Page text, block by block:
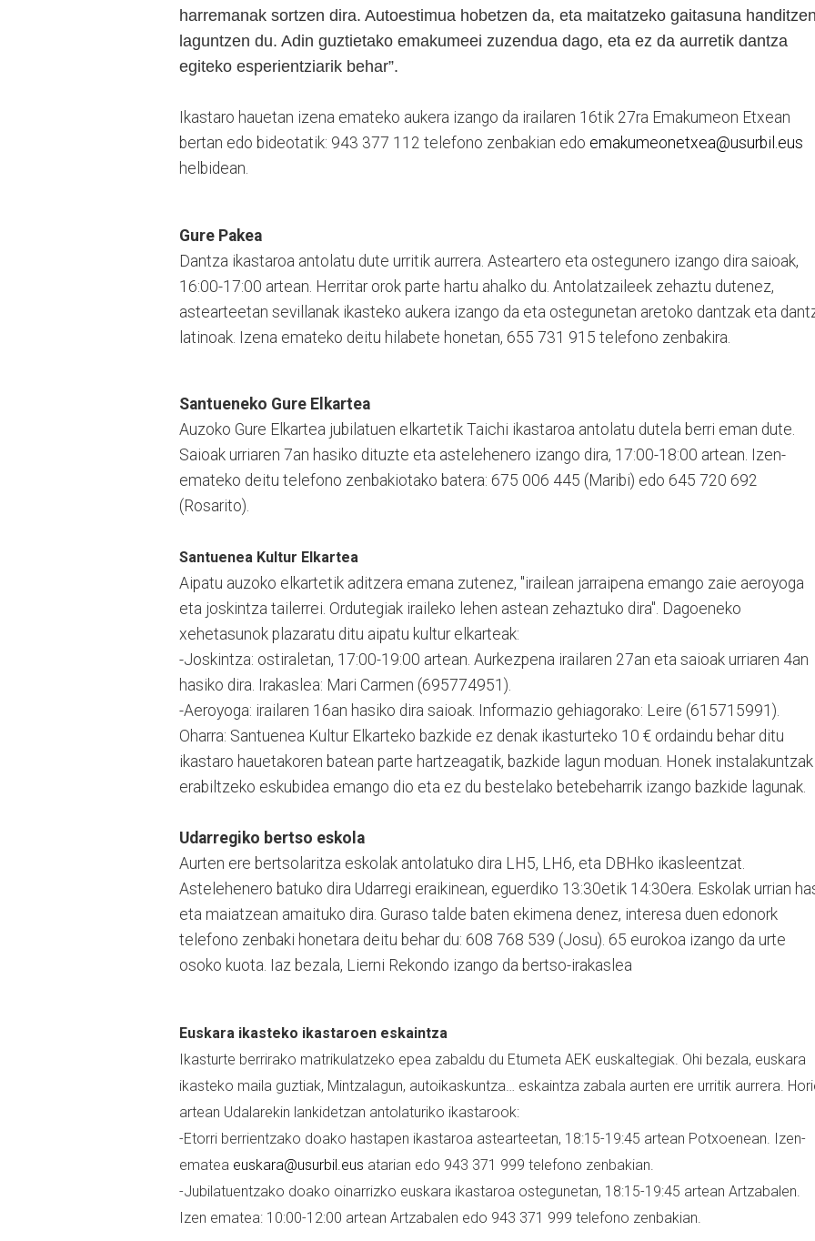
harremanak sortzen dira. Autoestimua hobetzen da, eta maitatzeko gaitasuna
laguntzen du. Adin guztietako emakumeei zuzendua dago, eta ez da aurretik dantza
egiteko esperientziarik behar”.
Ikastaro hauetan izena emateko aukera izango da irailaren 16tik 27ra Emakumeon Etxean
bertan edo bideotatik: 943 377 112 telefono zenbakian edo emakumeonetxea@usurbil.eus
helbidean.
Gure Pakea
Dantza ikastaroa antolatu dute urritik aurrera. Asteartero eta ostegunero izango dira saioak,
16:00-17:00 artean. Herritar orok parte hartu ahalko du. Antolatzaileek zehaztu dutenez,
astearteetan sevillanak ikasteko aukera izango da eta ostegunetan aretoko dantzak eta
latinoak. Izena emateko deitu hilabete honetan, 655 731 915 telefono zenbakira.
Santueneko Gure Elkartea
Auzoko Gure Elkartea jubilatuen elkartetik Taichi ikastaroa antolatu dutela berri eman dute.
Saioak urriaren 7an hasiko dituzte eta astelehenero izango dira, 17:00-18:00 artean. Izen-
emateko deitu telefono zenbakiotako batera: 675 006 445 (Maribi) edo 645 720 692
(Rosarito).
Santuenea Kultur Elkartea
Aipatu auzoko elkartetik aditzera emana zutenez, "irailean jarraipena emango zaie aeroyoga
eta joskintza tailerrei. Ordutegiak iraileko lehen astean zehaztuko dira". Dagoeneko
xehetasunok plazaratu ditu aipatu kultur elkarteak:
-Joskintza: ostiraletan, 17:00-19:00 artean. Aurkezpena irailaren 27an eta saioak urriaren 4an
hasiko dira. Irakaslea: Mari Carmen (695774951).
-Aeroyoga: irailaren 16an hasiko dira saioak. Informazio gehiagorako: Leire (615715991).
Oharra: Santuenea Kultur Elkarteko bazkide ez denak ikasturteko 10 € ordaindu behar ditu
ikastaro hauetakoren batean parte hartzeagatik, bazkide lagun moduan. Honek instalakuntzak
erabiltzeko eskubidea emango dio eta ez du bestelako betebeharrik izango bazkide lagunak.
Udarregiko bertso eskola
Aurten ere bertsolaritza eskolak antolatuko dira LH5, LH6, eta DBHko ikasleentzat.
Astelehenero batuko dira Udarregi eraikinean, eguerdiko 13:30etik 14:30era. Eskolak urrian
eta maiatzean amaituko dira. Guraso talde baten ekimena denez, interesa duen edonork
telefono zenbaki honetara deitu behar du: 608 768 539 (Josu). 65 eurokoa izango da urte
osoko kuota. Iaz bezala, Lierni Rekondo izango da bertso-irakaslea
Euskara ikasteko ikastaroen eskaintza
Ikasturte berrirako matrikulatzeko epea zabaldu du Etumeta AEK euskaltegiak. Ohi bezala, euskara
ikasteko maila guztiak, Mintzalagun, autoikaskuntza… eskaintza zabala aurten ere urritik aurrera.
artean Udalarekin lankidetzan antolaturiko ikastarook:
-Etorri berrientzako doako hastapen ikastaroa astearteetan, 18:15-19:45 artean Potxoenean. Izen-
ematea euskara@usurbil.eus atarian edo 943 371 999 telefono zenbakian.
-Jubilatuentzako doako oinarrizko euskara ikastaroa ostegunetan, 18:15-19:45 artean Artzabalen.
Izen ematea: 10:00-12:00 artean Artzabalen edo 943 371 999 telefono zenbakian.